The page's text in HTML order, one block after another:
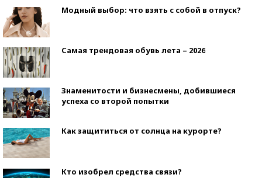
Модный выбор: что взять с собой в отпуск?
Самая трендовая обувь лета – 2026
Знаменитости и бизнесмены, добившиеся
успеха со второй попытки
Как защититься от солнца на курорте?
Кто изобрел средства связи?